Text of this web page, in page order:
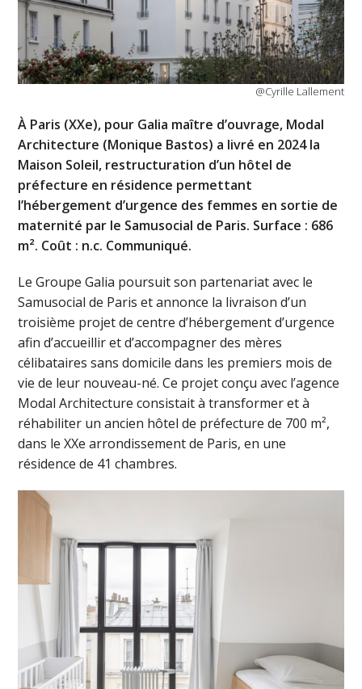
@Cyrille Lallement
À Paris (XXe), pour Galia maître d’ouvrage, Modal
Architecture (Monique Bastos) a livré en 2024 la
Maison Soleil, restructuration d’un hôtel de
préfecture en résidence permettant
l’hébergement d’urgence des femmes en sortie de
maternité par le Samusocial de Paris. Surface : 686
m². Coût : n.c. Communiqué.
Le Groupe Galia poursuit son partenariat avec le
Samusocial de Paris et annonce la livraison d’un
troisième projet de centre d’hébergement d’urgence
afin d’accueillir et d’accompagner des mères
célibataires sans domicile dans les premiers mois de
vie de leur nouveau-né. Ce projet conçu avec l’agence
Modal Architecture consistait à transformer et à
réhabiliter un ancien hôtel de préfecture de 700 m²,
dans le XXe arrondissement de Paris, en une
résidence de 41 chambres.